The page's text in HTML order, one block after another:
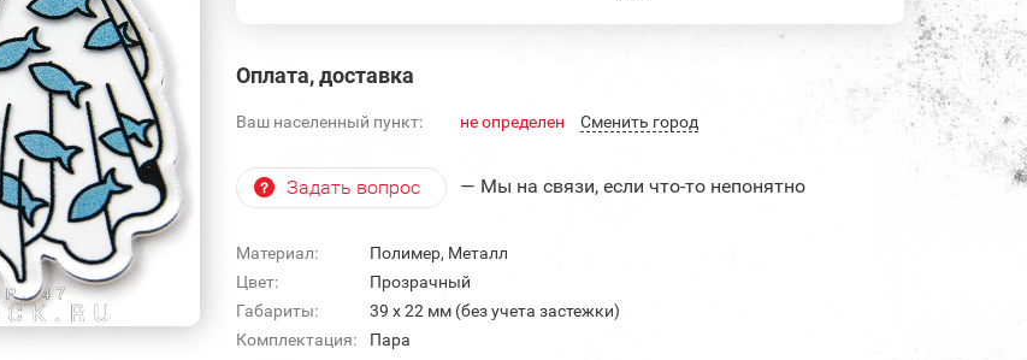
Оплата, доставка
Ваш населенный пункт: не определен Cменить город
Задать вопрос — Мы на связи, если что-то непонятно
Материал:
Полимер, Металл
Цвет:
Прозрачный
Габариты:
39 х 22 мм (без учета застежки)
Комплектация:
Пара